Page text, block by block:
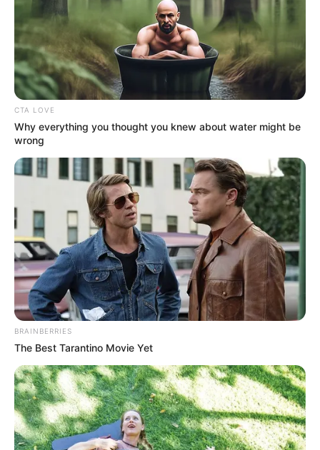
perasaan cintanya yang besar kepada Red Velvet dengan
ditampilkannya beberapa foto Red Velvet di dinding.
Lagu “Dear Diary” yang ditulis oleh Yeri untuk proyek SM
STATION keluar pada tanggal 14 Maret 2019.
TAGS DEAR DIARY RED VELVET YERI
CTA LOVE
Why everything you thought you knew about water might be
wrong
BRAINBERRIES
The Best Tarantino Movie Yet